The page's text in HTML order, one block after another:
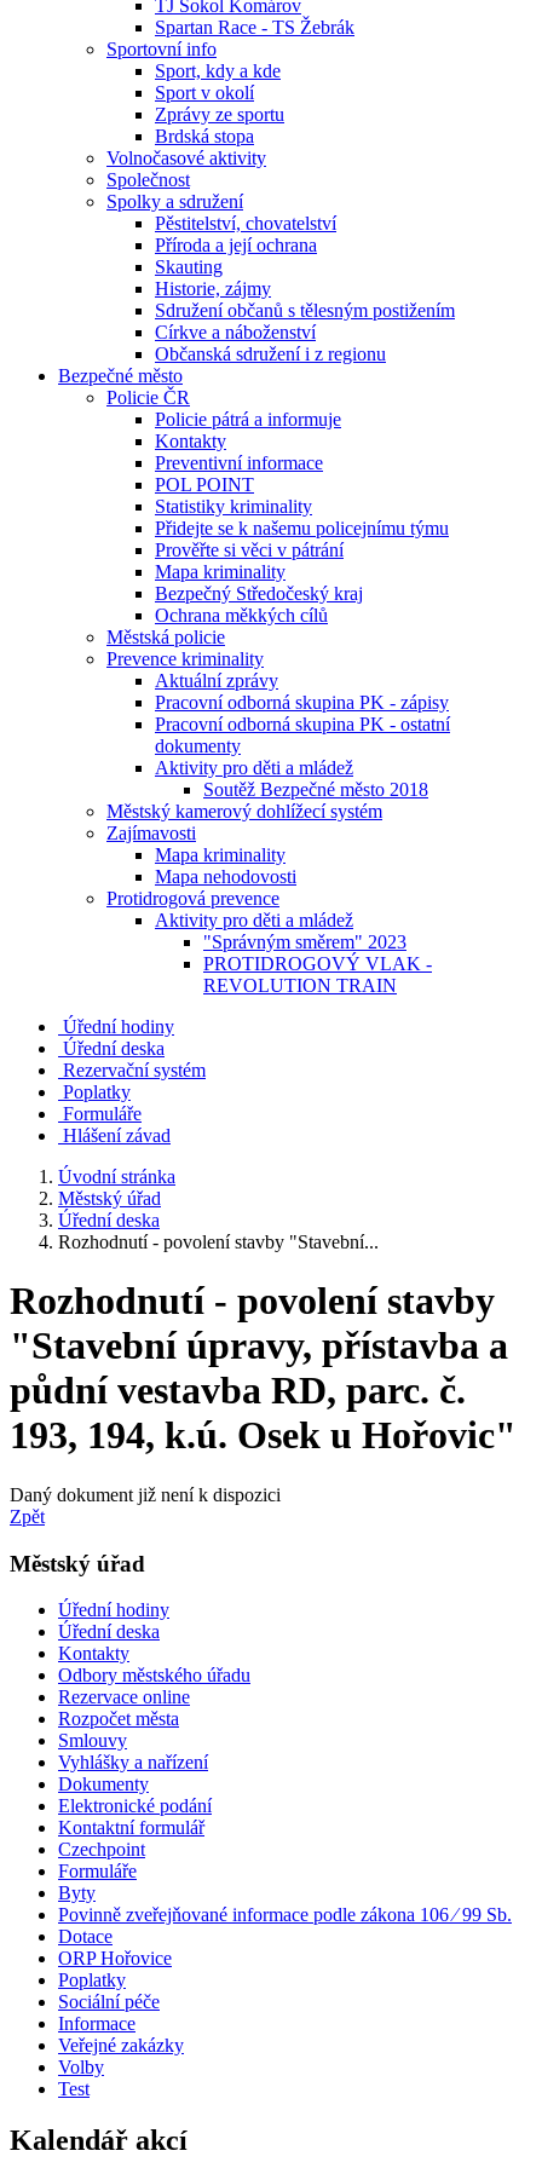
TJ Sokol Komárov
Spartan Race - TS Žebrák
Sportovní info
Sport, kdy a kde
Sport v okolí
Zprávy ze sportu
Brdská stopa
Volnočasové aktivity
Společnost
Spolky a sdružení
Pěstitelství, chovatelství
Příroda a její ochrana
Skauting
Historie, zájmy
Sdružení občanů s tělesným postižením
Církve a náboženství
Občanská sdružení i z regionu
Bezpečné město
Policie ČR
Policie pátrá a informuje
Kontakty
Preventivní informace
POL POINT
Statistiky kriminality
Přidejte se k našemu policejnímu týmu
Prověřte si věci v pátrání
Mapa kriminality
Bezpečný Středočeský kraj
Ochrana měkkých cílů
Městská policie
Prevence kriminality
Aktuální zprávy
Pracovní odborná skupina PK - zápisy
Pracovní odborná skupina PK - ostatní
dokumenty
Aktivity pro děti a mládež
Soutěž Bezpečné město 2018
Městský kamerový dohlížecí systém
Zajímavosti
Mapa kriminality
Mapa nehodovosti
Protidrogová prevence
Aktivity pro děti a mládež
"Správným směrem" 2023
PROTIDROGOVÝ VLAK -
REVOLUTION TRAIN
Úřední hodiny
Úřední deska
Rezervační systém
Poplatky
Formuláře
Hlášení závad
Úvodní stránka
Městský úřad
Úřední deska
Rozhodnutí - povolení stavby "Stavební...
Rozhodnutí - povolení stavby
"Stavební úpravy, přístavba a
půdní vestavba RD, parc. č.
193, 194, k.ú. Osek u Hořovic"
Daný dokument již není k dispozici
Zpět
Městský úřad
Úřední hodiny
Úřední deska
Kontakty
Odbory městského úřadu
Rezervace online
Rozpočet města
Smlouvy
Vyhlášky a nařízení
Dokumenty
Elektronické podání
Kontaktní formulář
Czechpoint
Formuláře
Byty
Povinně zveřejňované informace podle zákona 106 ⁄ 99 Sb.
Dotace
ORP Hořovice
Poplatky
Sociální péče
Informace
Veřejné zakázky
Volby
Test
Kalendář akcí